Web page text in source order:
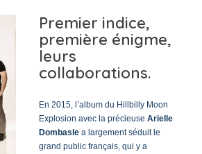
Premier indice,
première énigme,
leurs
collaborations.
En 2015, l’album du Hillbilly Moon
Explosion avec la précieuse Arielle
Dombasle a largement séduit le
grand public français, qui y a